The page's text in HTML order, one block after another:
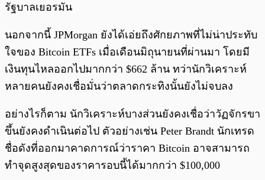
รัฐบาลเยอรมัน
นอกจากนี้ JPMorgan ยังได้เอ่ยถึงศักยภาพที่ไม่น่าประทับ
ใจของ Bitcoin ETFs เมื่อเดือนมิถุนายนที่ผ่านมา โดยมี
เงินทุนไหลออกไปมากกว่า $662 ล้าน ทว่านักวิเคราะห์
หลายคนยังคงเชื่อมั่นว่าตลาดกระทิงนั้นยังไม่จบลง
อย่างไรก็ตาม นักวิเคราะห์บางส่วนยังคงเชื่อว่าวัฏจักรขา
ขึ้นยังคงดำเนินต่อไป ตัวอย่างเช่น Peter Brandt นักเทรด
ชื่อดังที่ออกมาคาดการณ์ว่าราคา Bitcoin อาจสามารถ
ทำจุดสูงสุดของราคารอบนี้ได้มากกว่า $100,000